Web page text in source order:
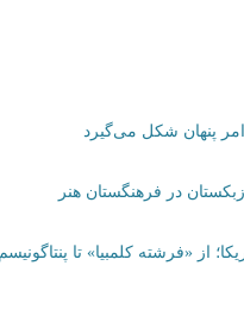
پنهان شکل می‌گیرد
در فرهنگستان هنر
«فرشته کلمبیا» تا پنتاگونیسم